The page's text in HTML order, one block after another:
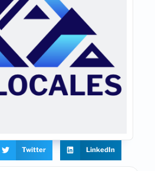
Twitter LinkedIn